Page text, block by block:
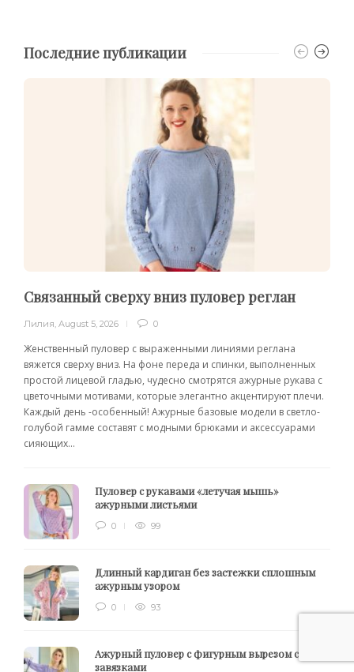
Последние публикации
Связанный сверху вниз пуловер реглан
Лилия, August 5, 2026 0
Женственный пуловер с выраженными линиями реглана
вяжется сверху вниз. На фоне переда и спинки, выполненных
простой лицевой гладью, чудесно смотрятся ажурные рукава с
цветочными мотивами, которые элегантно акцентируют плечи.
Каждый день -особенный! Ажурные базовые модели в светло-
голубой гамме составят с модными брюками и аксессуарами
сияющих...
Пуловер с рукавами «летучая мышь»
ажурными листьями
0 99
Длинный кардиган без застежки сплошным
ажурным узором
0 93
Ажурный пуловер с фигурным вырезом с
завязками